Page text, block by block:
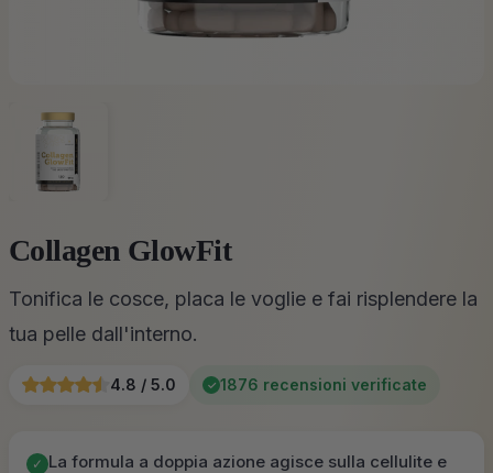
Collagen GlowFit
Tonifica le cosce, placa le voglie e fai risplendere la
tua pelle dall'interno.
4.8 / 5.0 ✓ 1876 recensioni verificate
✓ La formula a doppia azione agisce sulla cellulite e